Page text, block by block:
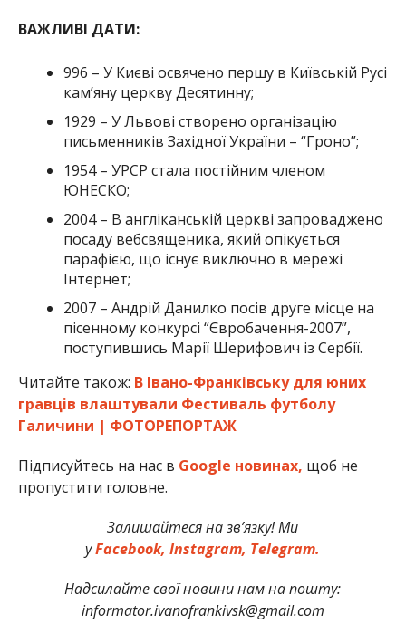
ВАЖЛИВІ ДАТИ:
996 – У Києві освячено першу в Київській Русі
кам’яну церкву Десятинну;
1929 – У Львові створено організацію
письменників Західної України – “Гроно”;
1954 – УРСР стала постійним членом
ЮНЕСКО;
2004 – В англіканській церкві запроваджено
посаду вебсвященика, який опікується
парафією, що існує виключно в мережі
Інтернет;
2007 – Андрій Данилко посів друге місце на
пісенному конкурсі “Євробачення-2007”,
поступившись Марії Шерифович із Сербії.
Читайте також: В Івано-Франківську для юних
гравців влаштували Фестиваль футболу
Галичини | ФОТОРЕПОРТАЖ
Підписуйтесь на нас в Google новинах, щоб не
пропустити головне.
Залишайтеся на зв’язку! Ми
уFacebook, Instagram, Telegram.
Надсилайте свої новини нам на пошту:
informator.ivanofrankivsk@gmail.com